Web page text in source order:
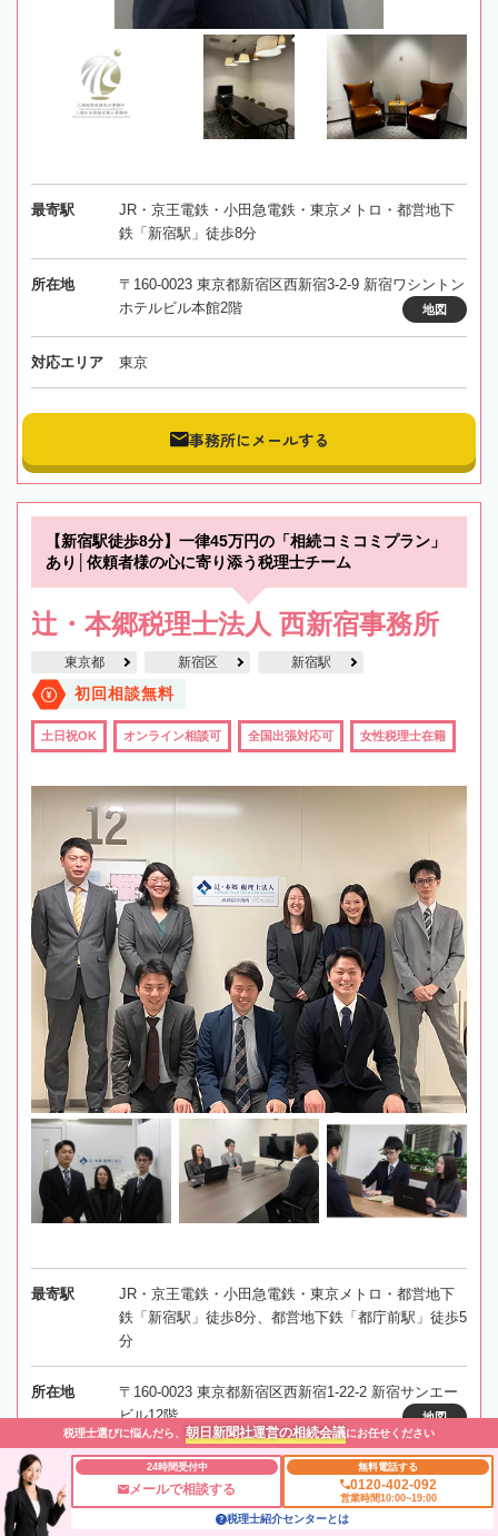
最寄駅
JR・京王電鉄・小田急電鉄・東京メトロ・都営地下
鉄「新宿駅」徒歩8分
所在地
〒160-0023 東京都新宿区西新宿3-2-9 新宿ワシントン
ホテルビル本館2階
地図
対応エリア 東京
事務所にメールする
【新宿駅徒歩8分】一律45万円の「相続コミコミプラン」
あり│依頼者様の心に寄り添う税理士チーム
辻・本郷税理士法人 西新宿事務所
東京都 新宿区 新宿駅
初回相談無料
土日祝OK オンライン相談可 全国出張対応可 女性税理士在籍
最寄駅
JR・京王電鉄・小田急電鉄・東京メトロ・都営地下
鉄「新宿駅」徒歩8分、都営地下鉄「都庁前駅」徒歩5
分
所在地
〒160-0023 東京都新宿区西新宿1-22-2 新宿サンエー
ビル12階
地図
対応エリア 東京
税理士選びに悩んだら、 朝日新聞社運営の相続会議にお任せください
24時間受付中
メールで相談する
無料電話する
0120-402-092
営業時間10:00~19:00
税理士紹介センターとは